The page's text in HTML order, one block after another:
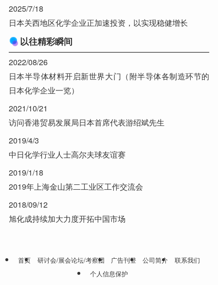
2025/7/18
日本关西地区化学企业正加速投资，以实现稳健增长
以往精彩瞬间
2022/08/26
日本半导体材料开启新世界大门（附半导体各制造环节的
日本化学企业一览）
2021/10/21
访问香港贸易发展局日本首席代表游绍斌先生
2019/4/3
中日化学行业人士高尔夫球友谊赛
2019/1/18
2019年上海金山第二工业区工作交流会
2018/09/12
旭化成持续加大力度开拓中国市场
首页 研讨会/展会论坛/考察团 广告刊登 公司简介
联系我们
个人信息保护